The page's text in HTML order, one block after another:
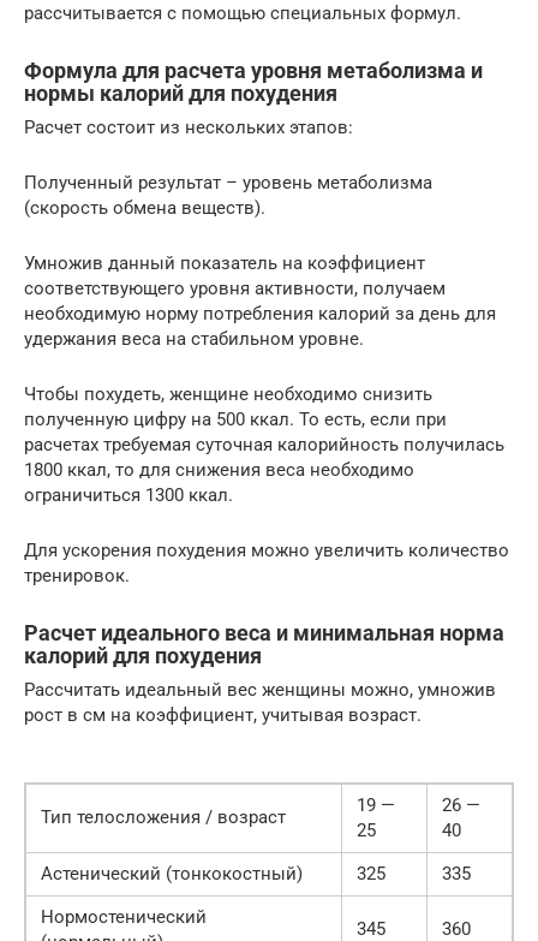
рассчитывается с помощью специальных формул.
Формула для расчета уровня метаболизма и
нормы калорий для похудения
Расчет состоит из нескольких этапов:
Полученный результат – уровень метаболизма
(скорость обмена веществ).
Умножив данный показатель на коэффициент
соответствующего уровня активности, получаем
необходимую норму потребления калорий за день для
удержания веса на стабильном уровне.
Чтобы похудеть, женщине необходимо снизить
полученную цифру на 500 ккал. То есть, если при
расчетах требуемая суточная калорийность получилась
1800 ккал, то для снижения веса необходимо
ограничиться 1300 ккал.
Для ускорения похудения можно увеличить количество
тренировок.
Расчет идеального веса и минимальная норма
калорий для похудения
Рассчитать идеальный вес женщины можно, умножив
рост в см на коэффициент, учитывая возраст.
Тип телосложения / возраст
19 —
25
26 —
40
Астенический (тонкокостный)
325
335
Нормостенический
345 360